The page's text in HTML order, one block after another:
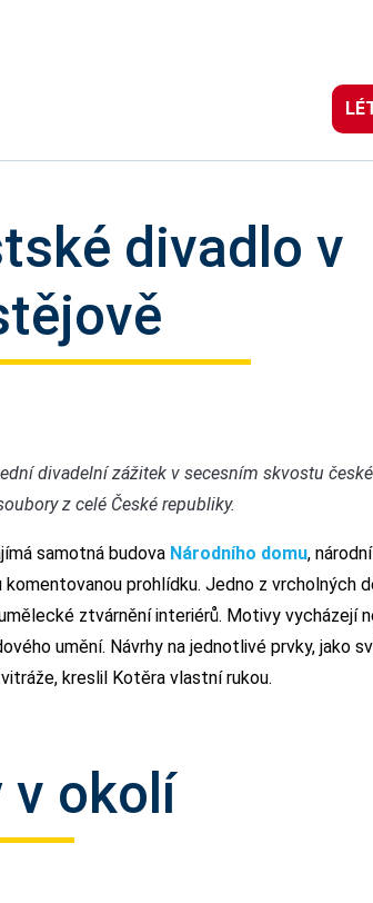
divadlo v
divadelní zážitek v secesním skvostu
z celé České republiky.
samotná budova Národního domu,
komentovanou prohlídku. Jedno z vrcholných
ztvárnění interiérů. Motivy vycházejí
umění. Návrhy na jednotlivé prvky, jako
kreslil Kotěra vlastní rukou.
v okolí